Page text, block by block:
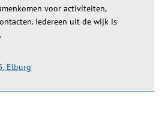
voor activiteiten,
Iedereen uit de wijk is
Elburg